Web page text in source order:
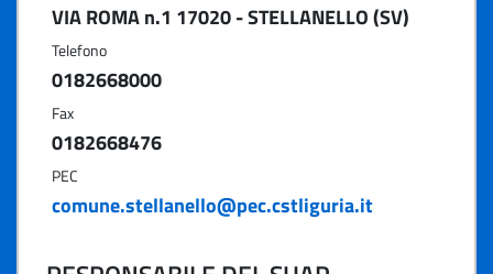
VIA ROMA n.1 17020 - STELLANELLO (SV)
Telefono
0182668000
Fax
0182668476
PEC
comune.stellanello@pec.cstliguria.it